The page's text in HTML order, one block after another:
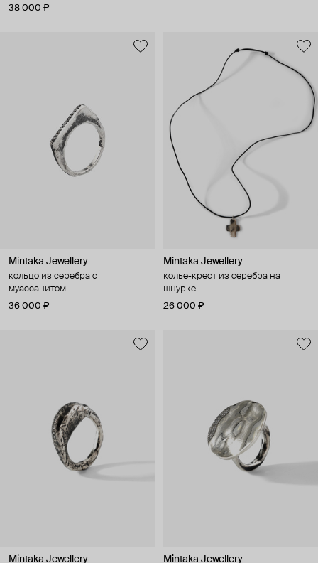
38 000 ₽
Mintaka Jewellery
кольцо из серебра с
муассанитом
36 000 ₽
Mintaka Jewellery
колье-крест из серебра на
шнурке
26 000 ₽
Mintaka Jewellery Mintaka Jewellery